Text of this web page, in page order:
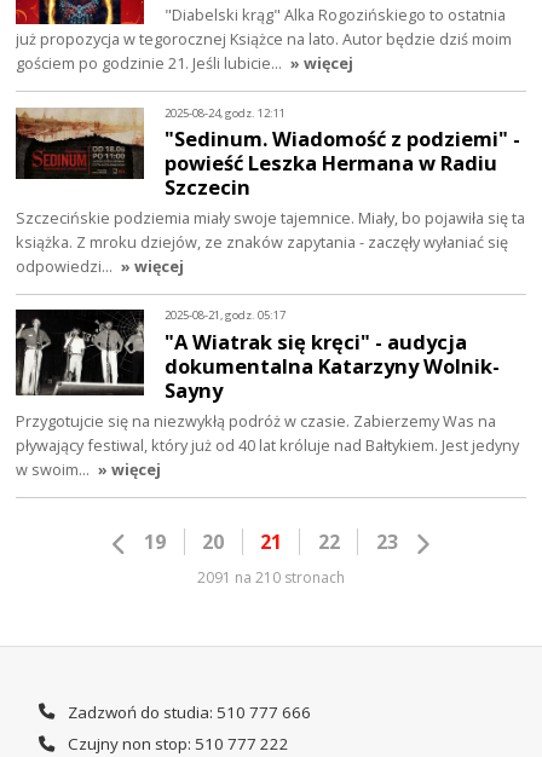
"Diabelski krąg" Alka Rogozińskiego to ostatnia
już propozycja w tegorocznej Książce na lato. Autor będzie dziś moim
gościem po godzinie 21. Jeśli lubicie… » więcej
2025-08-24, godz. 12:11
"Sedinum. Wiadomość z podziemi" -
powieść Leszka Hermana w Radiu
Szczecin
Szczecińskie podziemia miały swoje tajemnice. Miały, bo pojawiła się ta
książka. Z mroku dziejów, ze znaków zapytania - zaczęły wyłaniać się
odpowiedzi… » więcej
2025-08-21, godz. 05:17
"A Wiatrak się kręci" - audycja
dokumentalna Katarzyny Wolnik-
Sayny
Przygotujcie się na niezwykłą podróż w czasie. Zabierzemy Was na
pływający festiwal, który już od 40 lat króluje nad Bałtykiem. Jest jedyny
w swoim… » więcej
19 20 21 22 23
2091 na 210 stronach
Zadzwoń do studia: 510 777 666
Czujny non stop: 510 777 222